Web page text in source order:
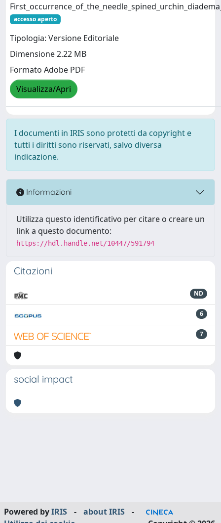
accesso aperto
Tipologia: Versione Editoriale
Dimensione 2.22 MB
Formato Adobe PDF
Visualizza/Apri
I documenti in IRIS sono protetti da copyright e
tutti i diritti sono riservati, salvo diversa
indicazione.
Informazioni
Utilizza questo identificativo per citare o creare un
link a questo documento:
https://hdl.handle.net/10447/591794
Citazioni
ND
6
7
social impact
Powered byIRIS - about IRIS
-